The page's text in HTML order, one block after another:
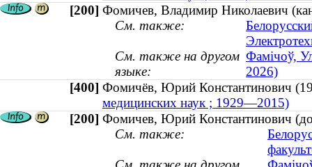
[200] Фомичев, Владимир Николаевич
См. также:
См. также на другом
языке:
Фамічоў,
2026)
[400] Фомичёв, Юрий Константинович
медицинских наук ; 1929—2015)
[200] Фомичев, Юрий Константинович
См. также: